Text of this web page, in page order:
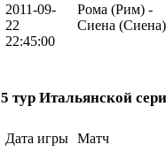
2011-09-
22
22:45:00
Рома (Рим) -
Сиена (Сиена)
5 тур Итальянской
Дата игры Матч